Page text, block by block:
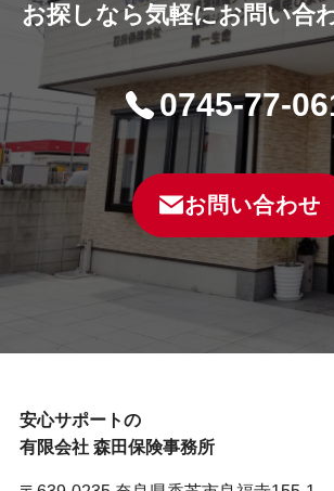
お探しなら気軽にお問い合
0745-77-
お問い合わせ
安心サポートの
有限会社 森田保険事務所